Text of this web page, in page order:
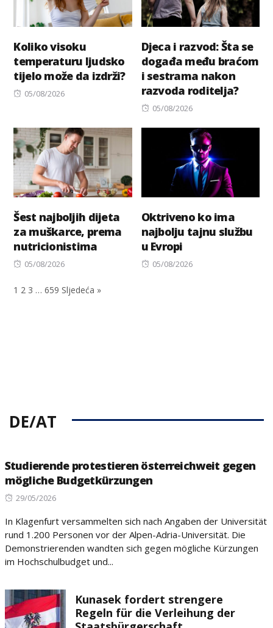
Koliko visoku
temperaturu ljudsko
tijelo može da izdrži?
Posted
05/08/2026
Djeca i razvod: Šta se
događa među braćom
i sestrama nakon
razvoda roditelja?
Posted
05/08/2026
Šest najboljih dijeta
za muškarce, prema
nutricionistima
Posted
05/08/2026
Oktriveno ko ima
najbolju tajnu službu
u Evropi
Posted
05/08/2026
1 2 3 … 659 Sljedeća »
DE/AT
Studierende protestieren österreichweit gegen
mögliche Budgetkürzungen
Posted
29/05/2026
In Klagenfurt versammelten sich nach Angaben der Universität
rund 1.200 Personen vor der Alpen-Adria-Universität. Die
Demonstrierenden wandten sich gegen mögliche Kürzungen
im Hochschulbudget und...
Kunasek fordert strengere
Regeln für die Verleihung der